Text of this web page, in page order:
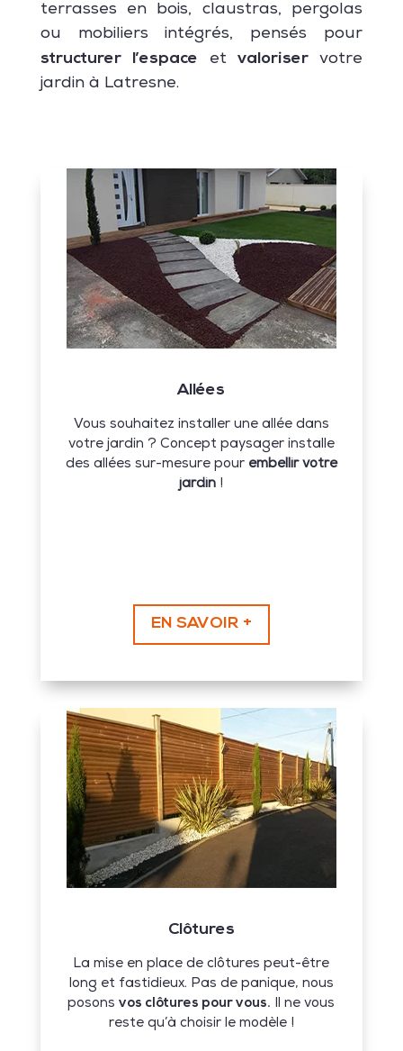
terrasses en bois, claustras, pergolas
ou mobiliers intégrés, pensés pour
structurer l’espace et valoriservotre
jardin à Latresne.
Allées
Vous souhaitez installer une allée dans
votre jardin ? Concept paysager installe
des allées sur-mesure pour embellir votre
jardin !
EN SAVOIR +
Clôtures
La mise en place de clôtures peut-être
long et fastidieux. Pas de panique, nous
posonsvos clôtures pour vous. Il ne vous
reste qu’à choisir le modèle !